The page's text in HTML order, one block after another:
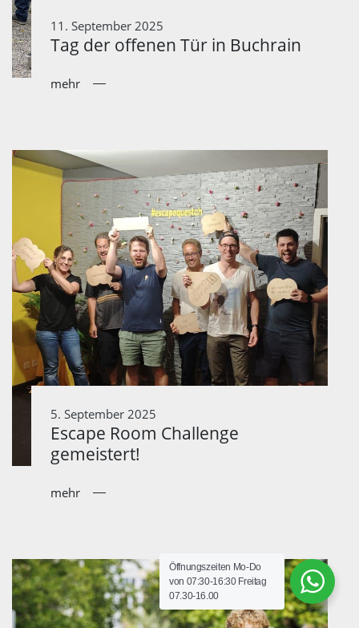
11. September 2025
Tag der offenen Tür in Buchrain
mehr
5. September 2025
Escape Room Challenge
gemeistert!
mehr
Öffnungszeiten Mo-Do
von 07:30-16:30 Freitag
07.30-16.00